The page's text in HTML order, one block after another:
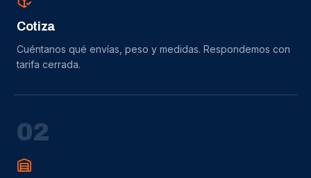
Cotiza
Cuéntanos qué envías, peso y medidas. Respondemos con
tarifa cerrada.
02